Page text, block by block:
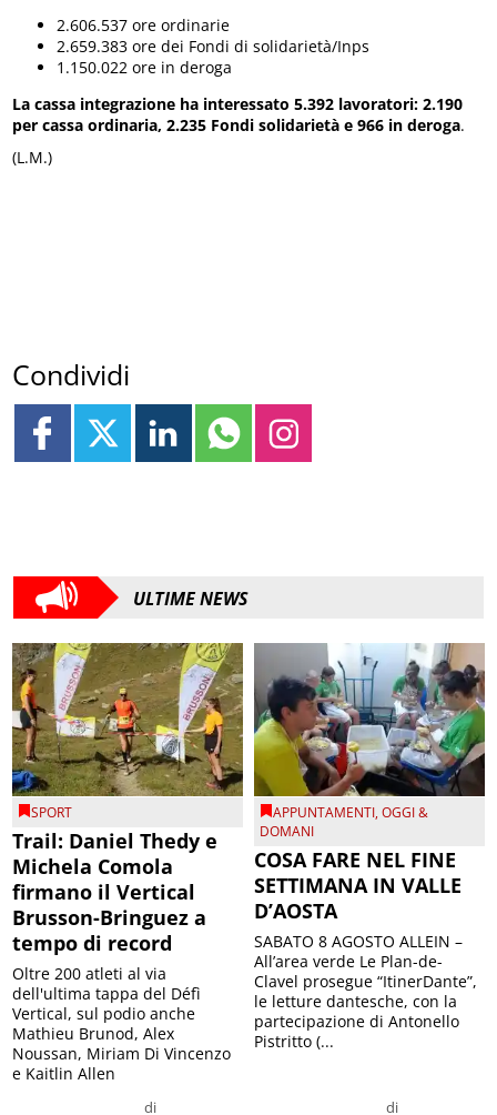
2.606.537 ore ordinarie
2.659.383 ore dei Fondi di solidarietà/Inps
1.150.022 ore in deroga
La cassa integrazione ha interessato 5.392 lavoratori: 2.190
per cassa ordinaria, 2.235 Fondi solidarietà e 966 in deroga.
(L.M.)
Condividi
ULTIME NEWS
SPORT
Trail: Daniel Thedy e
Michela Comola
firmano il Vertical
Brusson-Bringuez a
tempo di record
di
Oltre 200 atleti al via
dell'ultima tappa del Défì
Vertical, sul podio anche
Mathieu Brunod, Alex
Noussan, Miriam Di Vincenzo
e Kaitlin Allen
APPUNTAMENTI,OGGI &
DOMANI
COSA FARE NEL FINE
SETTIMANA IN VALLE
D’AOSTA
di
SABATO 8 AGOSTO ALLEIN –
All’area verde Le Plan-de-
Clavel prosegue “ItinerDante”,
le letture dantesche, con la
partecipazione di Antonello
Pistritto (...